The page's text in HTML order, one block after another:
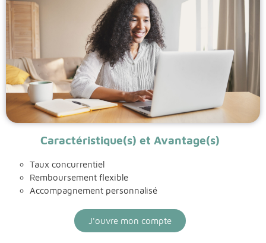
Caractéristique(s) et Avantage(s)
Taux concurrentiel
Remboursement flexible
Accompagnement personnalisé
J'ouvre mon compte